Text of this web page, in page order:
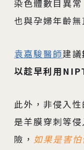
染色體數目異
也與孕婦年齡無
袁嘉駿醫師建議
以趁早利用
此外，非侵入
是羊膜穿刺等
險， 如果是害